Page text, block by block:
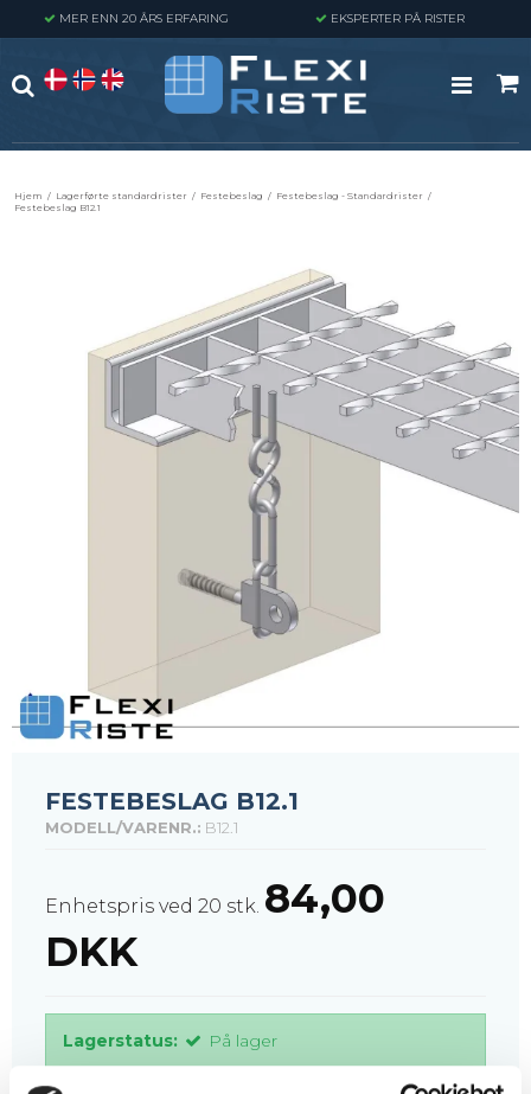
MER ENN 20 ÅRS ERFARING EKSPERTER PÅ RISTER
Hjem / Lagerførte standardrister / Festebeslag / Festebeslag - Standardrister /
Festebeslag B12.1
FESTEBESLAG B12.1
MODELL/VARENR.: B12.1
Enhetspris ved 20 stk. 84,00
DKK
Lagerstatus: På lager